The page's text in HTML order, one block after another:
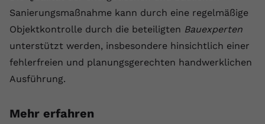
Sanierungsmaßnahme kann durch eine regelmäßige
Objektkontrolle durch die beteiligten Bauexperten
unterstützt werden, insbesondere hinsichtlich einer
fehlerfreien und planungsgerechten handwerklichen
Ausführung.
Mehr erfahren
Anbieter youtube.com
2 Jahre
Zweck
YouTube setzt dieses Cookie über